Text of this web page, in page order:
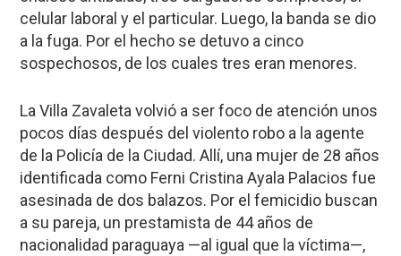
celular laboral y el particular. Luego, la banda se dio
a la fuga. Por el hecho se detuvo a cinco
sospechosos, de los cuales tres eran menores.
La Villa Zavaleta volvió a ser foco de atención unos
pocos días después del violento robo a la agente
de la Policía de la Ciudad. Allí, una mujer de 28 años
identificada como Ferni Cristina Ayala Palaciosfue
asesinada de dos balazos. Por el femicidio buscan
a su pareja, un prestamista de 44 años de
nacionalidad paraguaya —al igual que la víctima—,